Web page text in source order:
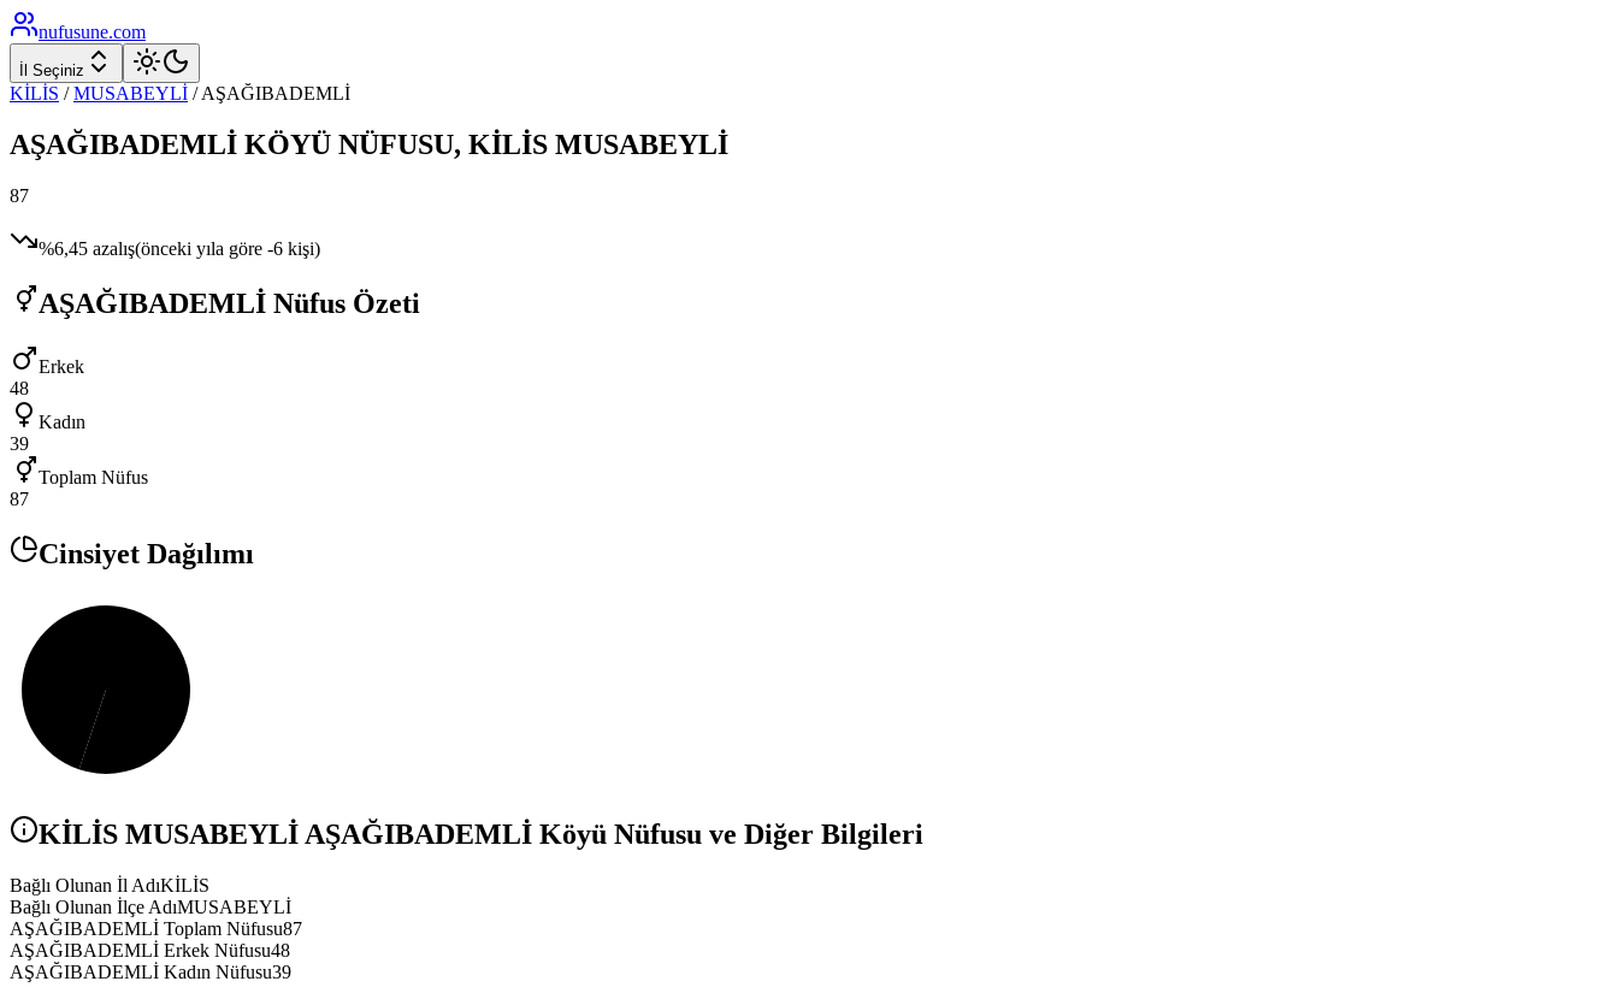
nufusune.com
İl Seçiniz
KİLİS / MUSABEYLİ /AŞAĞIBADEMLİ
AŞAĞIBADEMLİ KÖYÜ NÜFUSU, KİLİS MUSABEYLİ
87
%6,45 azalış(önceki yıla göre -6 kişi)
AŞAĞIBADEMLİ Nüfus Özeti
Erkek
48
Kadın
39
Toplam Nüfus
87
Cinsiyet Dağılımı
KİLİS MUSABEYLİAŞAĞIBADEMLİ Köyü Nüfusu ve Diğer Bilgileri
Bağlı Olunan İl AdıKİLİS
Bağlı Olunan İlçe AdıMUSABEYLİ
AŞAĞIBADEMLİ Toplam Nüfusu87
AŞAĞIBADEMLİ Erkek Nüfusu48
AŞAĞIBADEMLİ Kadın Nüfusu39